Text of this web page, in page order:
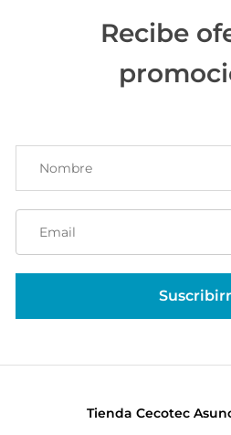
Recibe
Tienda Cecotec